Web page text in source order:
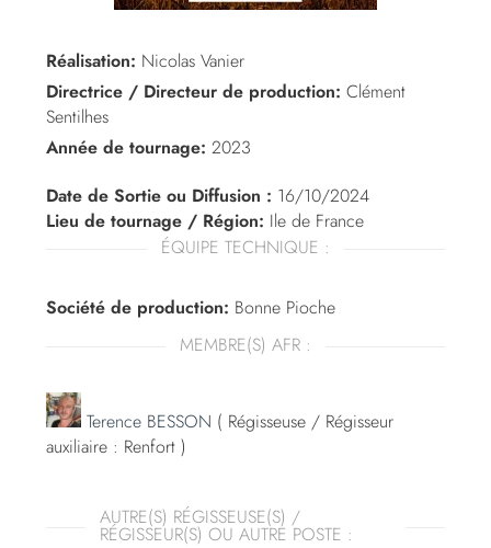
Réalisation: Nicolas Vanier
Directrice / Directeur de production: Clément
Sentilhes
Année de tournage: 2023
Date de Sortie ou Diffusion : 16/10/2024
Lieu de tournage / Région: Ile de France
ÉQUIPE TECHNIQUE :
Société de production: Bonne Pioche
MEMBRE(S) AFR :
Terence BESSON ( Régisseuse / Régisseur
auxiliaire : Renfort )
AUTRE(S) RÉGISSEUSE(S) /
RÉGISSEUR(S) OU AUTRE POSTE :